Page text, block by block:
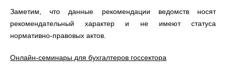
Заметим, что данные рекомендации ведомств носят
рекомендательный характер и не имеют статуса
нормативно-правовых актов.
Онлайн-семинары для бухгалтеров госсектора